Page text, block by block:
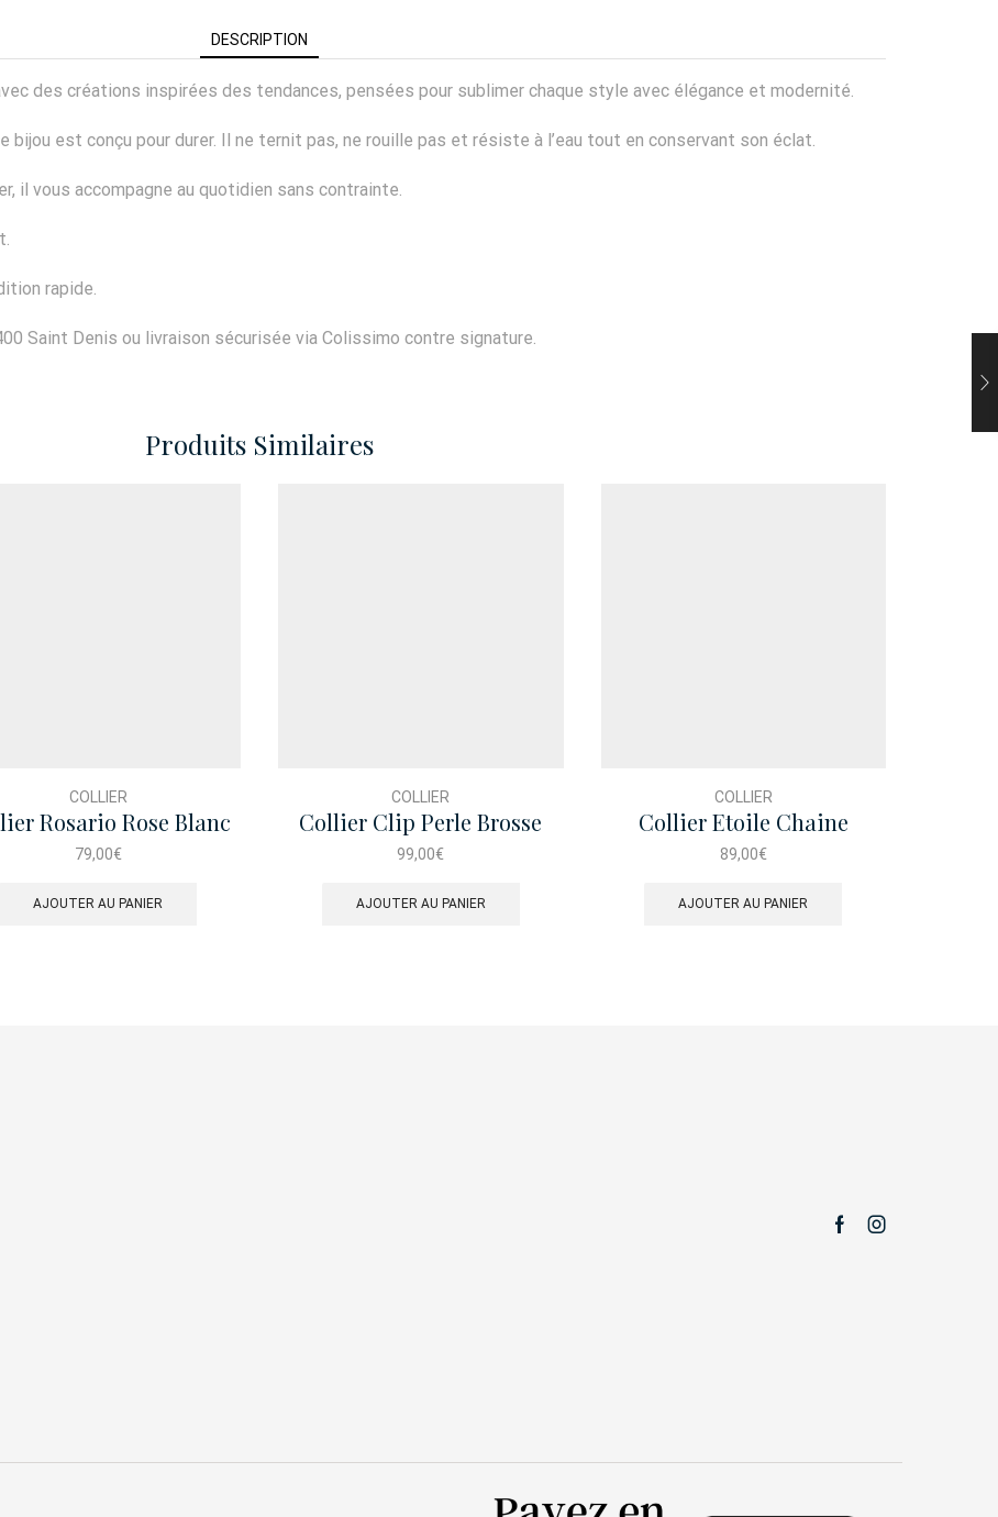
DESCRIPTION
des créations inspirées des tendances, pensées pour sublimer chaque style avec élégance et modernité.
bijou est conçu pour durer. Il ne ternit pas, ne rouille pas et résiste à l’eau tout en conservant son éclat.
il vous accompagne au quotidien sans contrainte.
rapide.
Saint Denis ou livraison sécurisée via Colissimo contre signature.
Produits Similaires
COLLIER
Rosario Rose Blanc
79,00€
AJOUTER AU PANIER
COLLIER
Collier Clip Perle Brosse
Dore
99,00€
AJOUTER AU PANIER
COLLIER
Collier Etoile Chaine
Turquoise
89,00€
AJOUTER AU PANIER
FacebookInstagram